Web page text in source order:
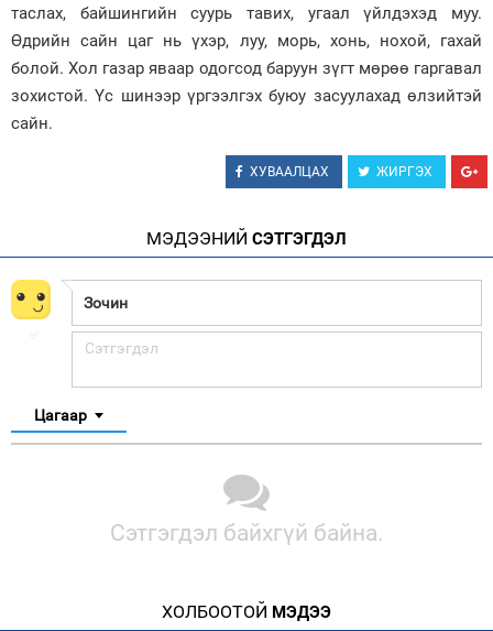
таслах, байшингийн суурь тавих, угаал үйлдэхэд муу.
Өдрийн сайн цаг нь үхэр, луу, морь, хонь, нохой, гахай
болой. Хол газар яваар одогсод баруун зүгт мөрөө гаргавал
зохистой. Үс шинээр үргээлгэх буюу засуулахад өлзийтэй
сайн.
ХУВААЛЦАХ ЖИРГЭХ
МЭДЭЭНИЙ СЭТГЭГДЭЛ
Цагаар
Сэтгэгдэл байхгүй байна.
ХОЛБООТОЙ МЭДЭЭ